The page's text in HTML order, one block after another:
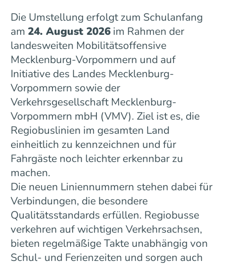
Die Umstellung erfolgt zum Schulanfang
am 24. August 2026im Rahmen der
landesweiten Mobilitätsoffensive
Mecklenburg-Vorpommern und auf
Initiative des Landes Mecklenburg-
Vorpommern sowie der
Verkehrsgesellschaft Mecklenburg-
Vorpommern mbH (VMV). Ziel ist es, die
Regiobuslinien im gesamten Land
einheitlich zu kennzeichnen und für
Fahrgäste noch leichter erkennbar zu
machen.
Die neuen Liniennummern stehen dabei für
Verbindungen, die besondere
Qualitätsstandards erfüllen. Regiobusse
verkehren auf wichtigen Verkehrsachsen,
bieten regelmäßige Takte unabhängig von
Schul- und Ferienzeiten und sorgen auch